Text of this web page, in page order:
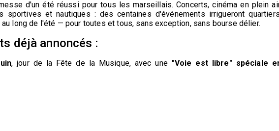
d'un été réussi pour tous les marseillais. Concerts, cinéma en plein
sportives et nautiques : des centaines d'événements irrigueront
long de l'été — pour toutes et tous, sans exception, sans bourse délier.
déjà annoncés :
, jour de la Fête de la Musique, avec une "Voie est libre" spéciale